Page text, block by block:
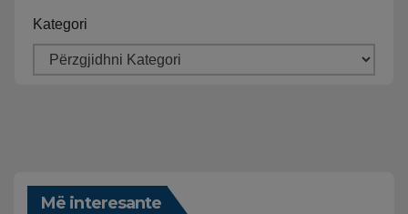
Kategori
Më interesante